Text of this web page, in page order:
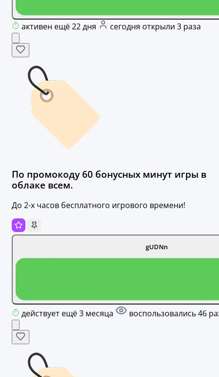
активен ещё 22 дня сегодня открыли 3 раза
По промокоду 60 бонусных минут игры в
облаке всем.
До 2-х часов бесплатного игрового времени!
gUDNn
действует ещё 3 месяца воспользовались 46